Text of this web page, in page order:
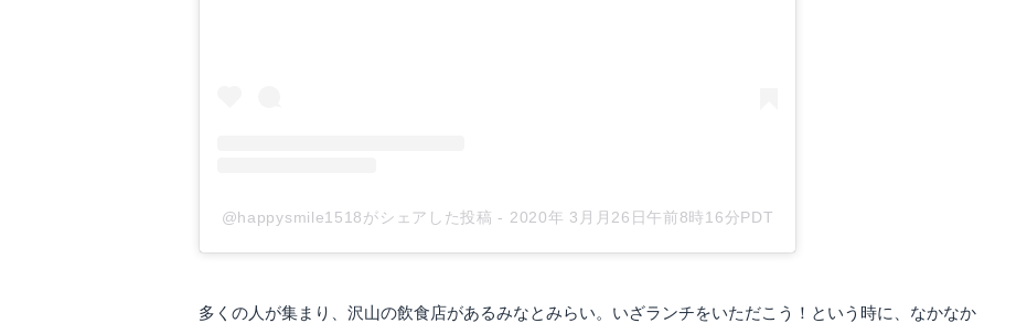
@happysmile1518がシェアした投稿 - 2020年 3月月26日午前8時16分PDT
多くの人が集まり、沢山の飲食店があるみなとみらい。いざランチをいただこう！という時に、なかなか